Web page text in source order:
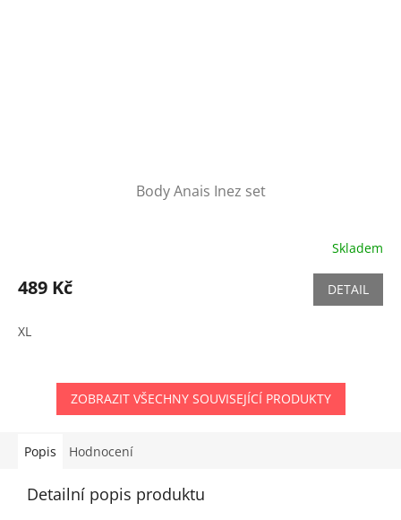
Body Anais Inez set
Skladem
489 Kč DETAIL
XL
ZOBRAZIT VŠECHNY SOUVISEJÍCÍ PRODUKTY
Popis Hodnocení
Detailní popis produktu